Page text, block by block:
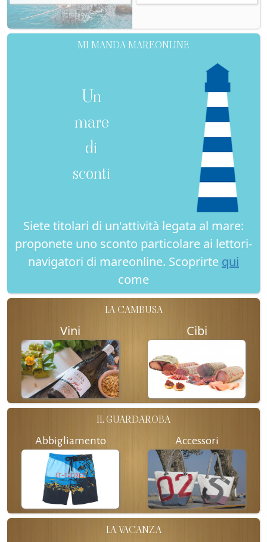
MI MANDA MAREONLINE
Un
mare
di
sconti
Siete titolari di un'attività legata al mare:
proponete uno sconto particolare ai lettori-
navigatori di mareonline. Scoprirte qui
come
LA CAMBUSA
Vini Cibi
IL GUARDAROBA
Abbigliamento Accessori
LA VACANZA